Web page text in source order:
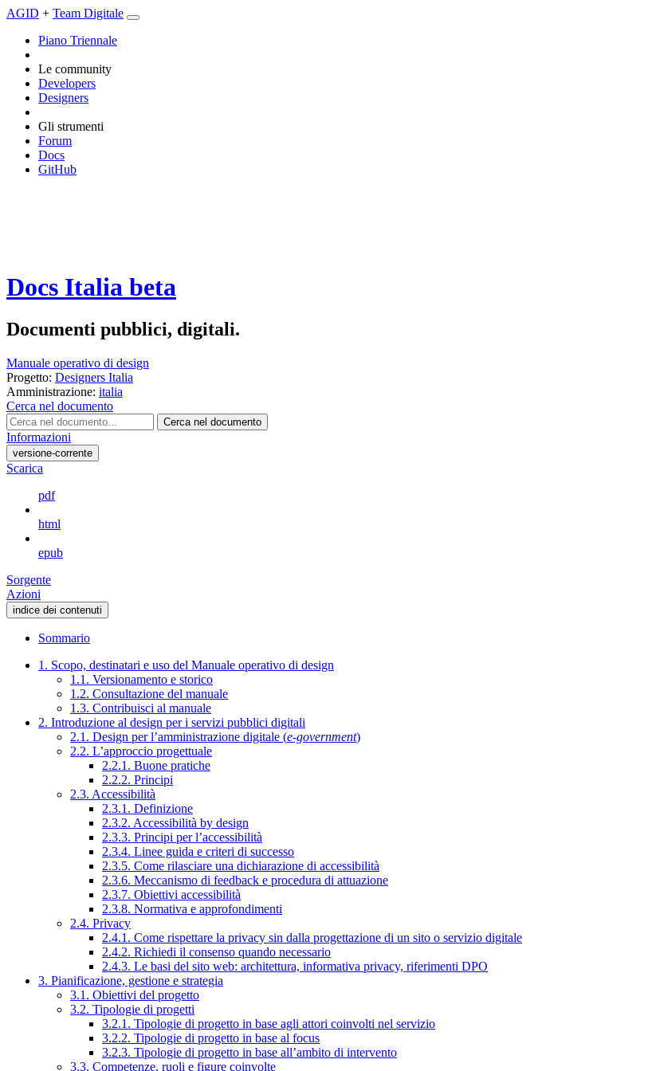
AGID + Team Digitale
Piano Triennale
Le community
Developers
Designers
Gli strumenti
Forum
Docs
GitHub
Docs Italia beta
Documenti pubblici, digitali.
Manuale operativo di design
Progetto: Designers Italia
Amministrazione: italia
Cerca nel documento
Cerca nel documento
Informazioni
versione-corrente
Scarica
pdf
html
epub
Sorgente
Azioni
indice dei contenuti
Sommario
1. Scopo, destinatari e uso del Manuale operativo di design
1.1. Versionamento e storico
1.2. Consultazione del manuale
1.3. Contribuisci al manuale
2. Introduzione al design per i servizi pubblici digitali
2.1. Design per l’amministrazione digitale (e-government)
2.2. L’approccio progettuale
2.2.1. Buone pratiche
2.2.2. Principi
2.3. Accessibilità
2.3.1. Definizione
2.3.2. Accessibilità by design
2.3.3. Principi per l’accessibilità
2.3.4. Linee guida e criteri di successo
2.3.5. Come rilasciare una dichiarazione di accessibilità
2.3.6. Meccanismo di feedback e procedura di attuazione
2.3.7. Obiettivi accessibilità
2.3.8. Normativa e approfondimenti
2.4. Privacy
2.4.1. Come rispettare la privacy sin dalla progettazione di un sito o servizio digitale
2.4.2. Richiedi il consenso quando necessario
2.4.3. Le basi del sito web: architettura, informativa privacy, riferimenti DPO
3. Pianificazione, gestione e strategia
3.1. Obiettivi del progetto
3.2. Tipologie di progetti
3.2.1. Tipologie di progetto in base agli attori coinvolti nel servizio
3.2.2. Tipologie di progetto in base al focus
3.2.3. Tipologie di progetto in base all’ambito di intervento
3.3. Competenze, ruoli e figure coinvolte